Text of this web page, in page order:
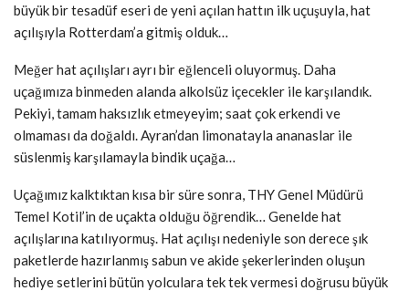
büyük bir tesadüf eseri de yeni açılan hattın ilk uçuşuyla, hat
açılışıyla Rotterdam’a gitmiş olduk…
Meğer hat açılışları ayrı bir eğlenceli oluyormuş. Daha
uçağımıza binmeden alanda alkolsüz içecekler ile karşılandık.
Pekiyi, tamam haksızlık etmeyeyim; saat çok erkendi ve
olmaması da doğaldı. Ayran’dan limonatayla ananaslar ile
süslenmiş karşılamayla bindik uçağa…
Uçağımız kalktıktan kısa bir süre sonra, THY Genel Müdürü
Temel Kotil’in de uçakta olduğu öğrendik… Genelde hat
açılışlarına katılıyormuş. Hat açılışı nedeniyle son derece şık
paketlerde hazırlanmış sabun ve akide şekerlerinden oluşun
hediye setlerini bütün yolculara tek tek vermesi doğrusu büyük